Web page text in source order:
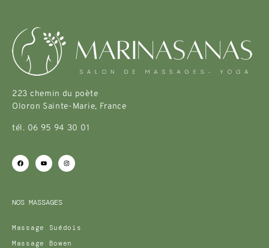
223 chemin du poète
Oloron Sainte-Marie, France
tél. 06 95 94 30 01
NOS MASSAGES
Massage Suédois
Massage Bowen